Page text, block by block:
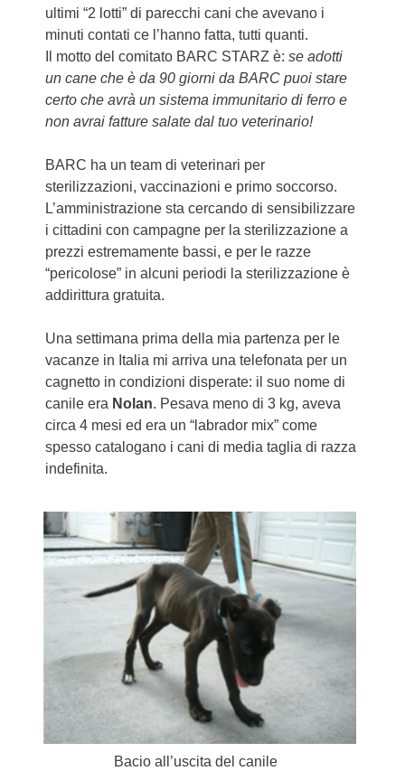
ultimi “2 lotti” di parecchi cani che avevano i
minuti contati ce l’hanno fatta, tutti quanti.
Il motto del comitato BARC STARZ è:se adotti
un cane che è da 90 giorni da BARC puoi stare
certo che avrà un sistema immunitario di ferro e
non avrai fatture salate dal tuo veterinario!
BARC ha un team di veterinari per
sterilizzazioni, vaccinazioni e primo soccorso.
L’amministrazione sta cercando di sensibilizzare
i cittadini con campagne per la sterilizzazione a
prezzi estremamente bassi, e per le razze
“pericolose” in alcuni periodi la sterilizzazione è
addirittura gratuita.
Una settimana prima della mia partenza per le
vacanze in Italia mi arriva una telefonata per un
cagnetto in condizioni disperate: il suo nome di
canile era Nolan. Pesava meno di 3 kg, aveva
circa 4 mesi ed era un “labrador mix” come
spesso catalogano i cani di media taglia di razza
indefinita.
Bacio all’uscita del canile